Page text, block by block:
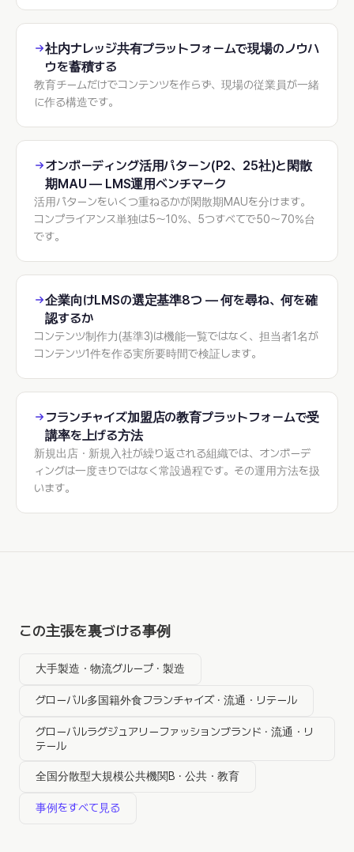
社内ナレッジ共有プラットフォームで現場のノウハ
ウを蓄積する
教育チームだけでコンテンツを作らず、現場の従業員が一緒
に作る構造です。
オンボーディング活用パターン(P2、25社)と閑散
期MAU — LMS運用ベンチマーク
活用パターンをいくつ重ねるかが閑散期MAUを分けます。
コンプライアンス単独は5〜10%、5つすべてで50〜70%台
です。
企業向けLMSの選定基準8つ — 何を尋ね、何を確
認するか
コンテンツ制作力(基準3)は機能一覧ではなく、担当者1名が
コンテンツ1件を作る実所要時間で検証します。
フランチャイズ加盟店の教育プラットフォームで受
講率を上げる方法
新規出店・新規入社が繰り返される組織では、オンボーデ
ィングは一度きりではなく常設過程です。その運用方法を扱
います。
この主張を裏づける事例
大手製造・物流グループ · 製造
グローバル多国籍外食フランチャイズ · 流通・リテール
グローバルラグジュアリーファッションブランド · 流通・リ
テール
全国分散型大規模公共機関B · 公共・教育
事例をすべて見る